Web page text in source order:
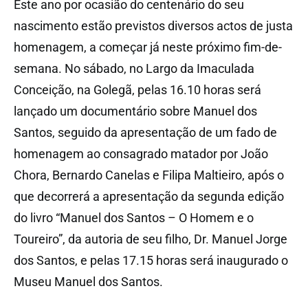
Este ano por ocasião do centenário do seu
nascimento estão previstos diversos actos de justa
homenagem, a começar já neste próximo fim-de-
semana. No sábado, no Largo da Imaculada
Conceição, na Golegã, pelas 16.10 horas será
lançado um documentário sobre Manuel dos
Santos, seguido da apresentação de um fado de
homenagem ao consagrado matador por João
Chora, Bernardo Canelas e Filipa Maltieiro, após o
que decorrerá a apresentação da segunda edição
do livro “Manuel dos Santos – O Homem e o
Toureiro”, da autoria de seu filho, Dr. Manuel Jorge
dos Santos, e pelas 17.15 horas será inaugurado o
Museu Manuel dos Santos.